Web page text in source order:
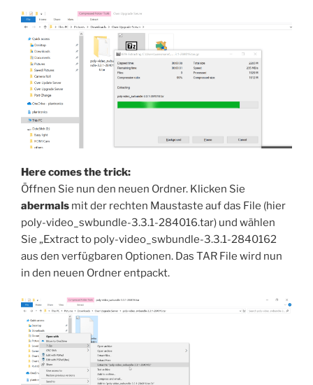
Here comes the trick:
Öffnen Sie nun den neuen Ordner. Klicken Sie
abermals mit der rechten Maustaste auf das File (hier
poly-video_swbundle-3.3.1-284016.tar) und wählen
Sie „Extract to poly-video_swbundle-3.3.1-2840162
aus den verfügbaren Optionen. Das TAR File wird nun
in den neuen Ordner entpackt.